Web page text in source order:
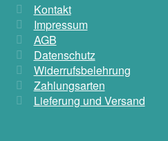
Kontakt
Impressum
AGB
Datenschutz
Widerrufsbelehrung
Zahlungsarten
Lieferung und Versand